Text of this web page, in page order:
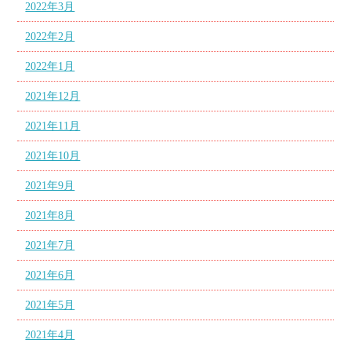
2022年3月
2022年2月
2022年1月
2021年12月
2021年11月
2021年10月
2021年9月
2021年8月
2021年7月
2021年6月
2021年5月
2021年4月